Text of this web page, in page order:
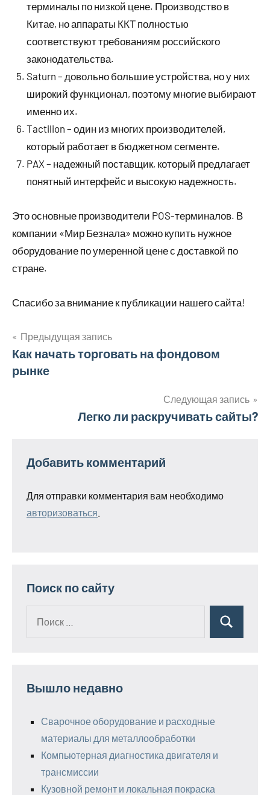
терминалы по низкой цене. Производство в
Китае, но аппараты ККТ полностью
соответствуют требованиям российского
законодательства.
Saturn – довольно большие устройства, но у них
широкий функционал, поэтому многие выбирают
именно их.
Tactilion – один из многих производителей,
который работает в бюджетном сегменте.
PAX – надежный поставщик, который предлагает
понятный интерфейс и высокую надежность.
Это основные производители POS-терминалов. В
компании «Мир Безнала» можно купить нужное
оборудование по умеренной цене с доставкой по
стране.
Спасибо за внимание к публикации нашего сайта!
Навигация
по
Предыдущая запись
Как начать торговать на фондовом
рынке
Следующая запись
Легко ли раскручивать сайты?
Добавить комментарий
Для отправки комментария вам необходимо
авторизоваться
Поиск по сайту
Поиск
Вышло недавно
Сварочное оборудование и расходные
материалы для металлообработки
Компьютерная диагностика двигателя и
трансмиссии
Кузовной ремонт и локальная покраска